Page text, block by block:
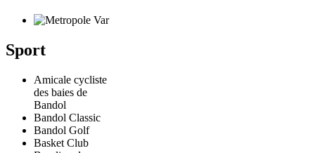
Sport
Amicale cycliste
des baies de
Bandol
Bandol Classic
Bandol Golf
Basket Club